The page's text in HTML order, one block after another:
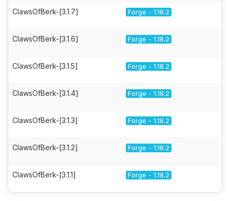
ClawsOfBerk-[3.1.7] Forge - 1.18.2
ClawsOfBerk-[3.1.6] Forge - 1.18.2
ClawsOfBerk-[3.1.5] Forge - 1.18.2
ClawsOfBerk-[3.1.4] Forge - 1.18.2
ClawsOfBerk-[3.1.3] Forge - 1.18.2
ClawsOfBerk-[3.1.2] Forge - 1.18.2
ClawsOfBerk-[3.1.1] Forge - 1.18.2